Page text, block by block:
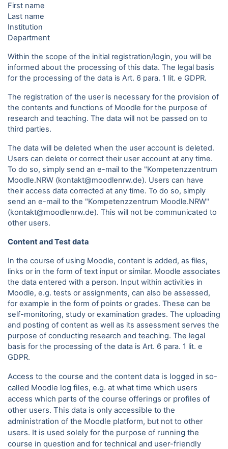
First name
Last name
Institution
Department
Within the scope of the initial registration/login, you will be
informed about the processing of this data. The legal basis
for the processing of the data is Art. 6 para. 1 lit. e GDPR.
The registration of the user is necessary for the provision of
the contents and functions of Moodle for the purpose of
research and teaching. The data will not be passed on to
third parties.
The data will be deleted when the user account is deleted.
Users can delete or correct their user account at any time.
To do so, simply send an e-mail to the "Kompetenzzentrum
Moodle.NRW (kontakt@moodlenrw.de). Users can have
their access data corrected at any time. To do so, simply
send an e-mail to the "Kompetenzzentrum Moodle.NRW"
(kontakt@moodlenrw.de). This will not be communicated to
other users.
Content and Test data
In the course of using Moodle, content is added, as files,
links or in the form of text input or similar. Moodle associates
the data entered with a person. Input within activities in
Moodle, e.g. tests or assignments, can also be assessed,
for example in the form of points or grades. These can be
self-monitoring, study or examination grades. The uploading
and posting of content as well as its assessment serves the
purpose of conducting research and teaching. The legal
basis for the processing of the data is Art. 6 para. 1 lit. e
GDPR.
Access to the course and the content data is logged in so-
called Moodle log files, e.g. at what time which users
access which parts of the course offerings or profiles of
other users. This data is only accessible to the
administration of the Moodle platform, but not to other
users. It is used solely for the purpose of running the
course in question and for technical and user-friendly